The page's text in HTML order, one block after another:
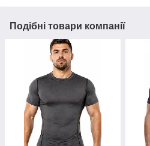
Подібні товари компанії